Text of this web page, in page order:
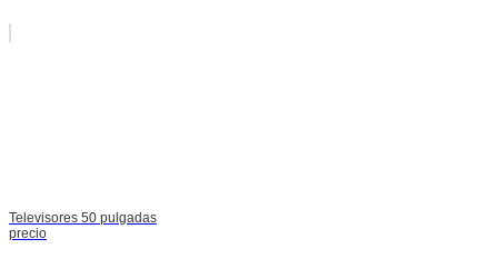
Televisores 50 pulgadas
precio